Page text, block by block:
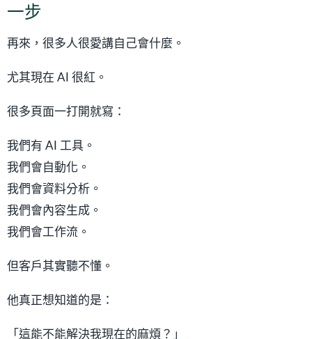
一步
再來，很多人很愛講自己會什麼。
尤其現在 AI 很紅。
很多頁面一打開就寫：
我們有 AI 工具。
我們會自動化。
我們會資料分析。
我們會內容生成。
我們會工作流。
但客戶其實聽不懂。
他真正想知道的是：
「這能不能解決我現在的麻煩？」